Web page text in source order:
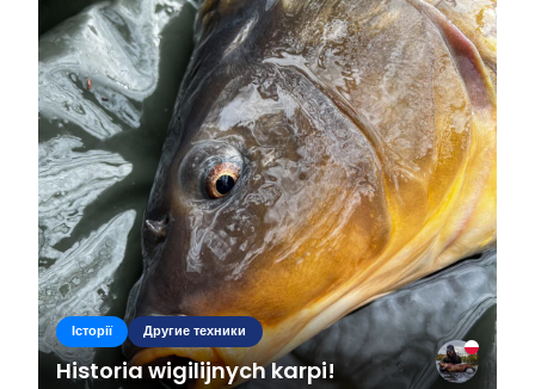
Історії Другие техники
Historia wigilijnych karpi!